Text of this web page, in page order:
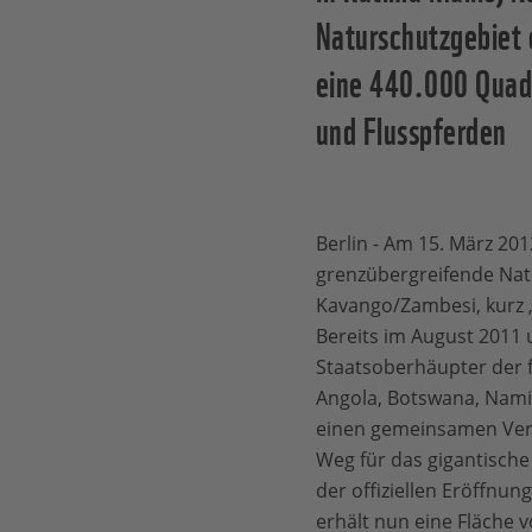
eine 440.000
und Flusspferden
Berlin - Am 15. März
grenzübergreifende
Kavango/Zambesi, kurz
Bereits im August
Staatsoberhäupter der
Angola, Botswana,
einen gemeinsamen
Weg für das
der offiziellen
erhält nun eine Fläche